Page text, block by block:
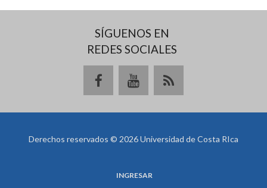
SÍGUENOS EN
REDES SOCIALES
Derechos reservados © 2026 Universidad de Costa RIca
INGRESAR